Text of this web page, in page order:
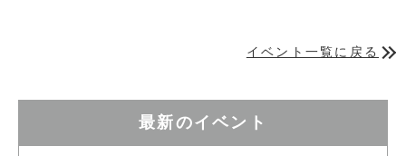
イベント一覧に戻る
最新のイベント